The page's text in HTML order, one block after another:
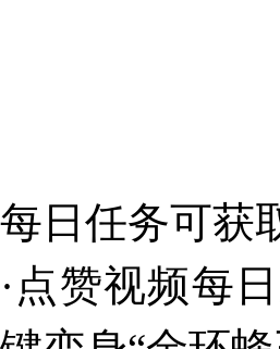
每日任务可获
·点赞视频每